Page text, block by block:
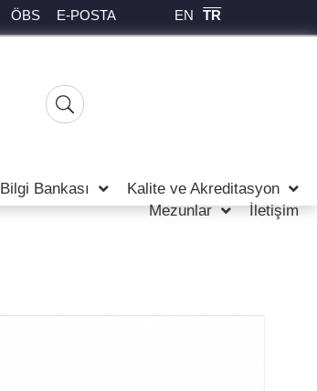
ÖBS E-POSTA EN TR
Bilgi Bankası
Kalite ve Akreditasyon
Mezunlar
İletişim